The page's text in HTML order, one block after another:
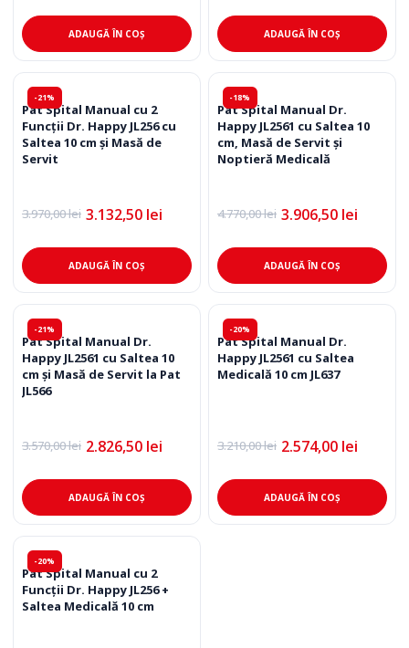
fost:
6.910,00 lei.
5.404,50 lei.
ADAUGĂ ÎN COȘ
a
fost:
5.170,00 lei.
este:
4.212,50 lei.ADAUGĂ ÎN COȘ
-21%
Pat Spital Manual cu 2
Funcții Dr. Happy JL256 cu
Saltea 10 cm și Masă de
Servit
3.970,00lei
Prețul
a
fost:
3.970,00 lei.
3.132,50 lei
Prețul
este:
3.132,50 lei.ADAUGĂ ÎN COȘ
-18%
Pat Spital Manual Dr.
Happy JL2561 cu Saltea 10
cm, Masă de Servit și
Noptieră Medicală
4.770,00lei
Prețul
a
fost:
4.770,00 lei.
3.906,50 lei
Prețul
este:
3.906,50 lei.ADAUGĂ ÎN COȘ
-21%
Pat Spital Manual Dr.
Happy JL2561 cu Saltea 10
cm și Masă de Servit la Pat
JL566
3.570,00lei
Prețul
a
fost:
3.570,00 lei.
2.826,50 lei
Prețul
este:
2.826,50 lei.ADAUGĂ ÎN COȘ
-20%
Pat Spital Manual Dr.
Happy JL2561 cu Saltea
Medicală 10 cm JL637
3.210,00lei
Prețul
a
fost:
3.210,00 lei.
2.574,00 lei
Prețul
este:
2.574,00 lei.ADAUGĂ ÎN COȘ
-20%
Pat Spital Manual cu 2
Funcții Dr. Happy JL256 +
Saltea Medicală 10 cm